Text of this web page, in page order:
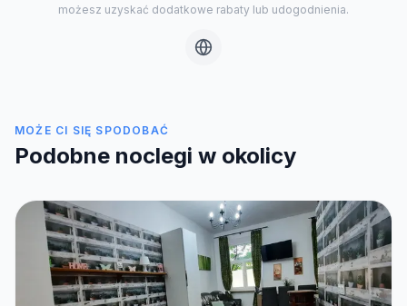
możesz uzyskać dodatkowe rabaty lub udogodnienia.
MOŻE CI SIĘ SPODOBAĆ
Podobne noclegi w okolicy